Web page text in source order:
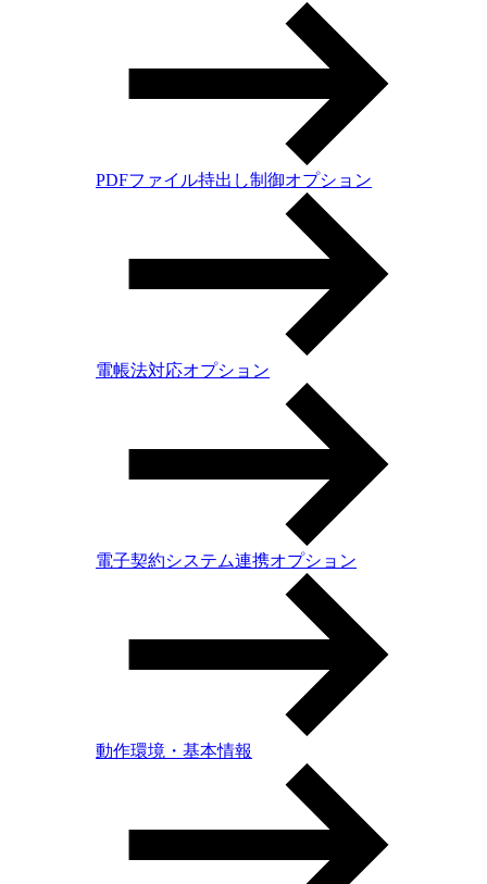
PDFファイル持出し制御オプション
電帳法対応オプション
電子契約システム連携オプション
動作環境・基本情報